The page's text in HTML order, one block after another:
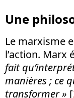
Une
Le marxisme
l’action. Marx
fait
manières ; ce
transformer » [